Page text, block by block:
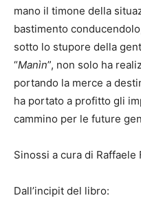
mano il timone della
bastimento
sotto lo stupore della
“Manìn”, non solo ha
portando la merce a
ha portato a profitto gli
cammino per le future
Sinossi a cura di Raffaele
Dall’incipit del libro: